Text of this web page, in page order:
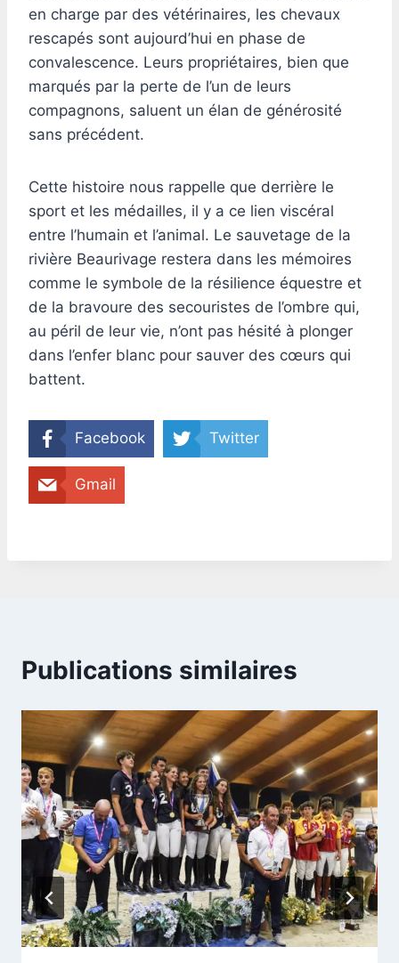
en charge par des vétérinaires, les chevaux
rescapés sont aujourd’hui en phase de
convalescence. Leurs propriétaires, bien que
marqués par la perte de l’un de leurs
compagnons, saluent un élan de générosité
sans précédent.
Cette histoire nous rappelle que derrière le
sport et les médailles, il y a ce lien viscéral
entre l’humain et l’animal. Le sauvetage de la
rivière Beaurivage restera dans les mémoires
comme le symbole de la résilience équestre et
de la bravoure des secouristes de l’ombre qui,
au péril de leur vie, n’ont pas hésité à plonger
dans l’enfer blanc pour sauver des cœurs qui
battent.
Facebook Twitter
Gmail
Publications similaires